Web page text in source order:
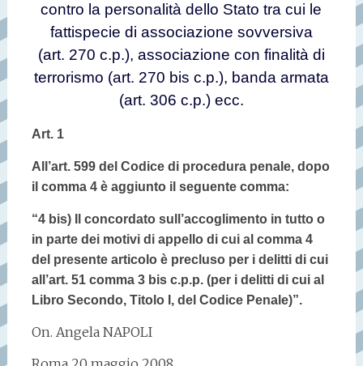
contro la personalità dello Stato tra cui le
fattispecie di associazione sovversiva
(art. 270 c.p.), associazione con finalità di
terrorismo (art. 270 bis c.p.), banda armata
(art. 306 c.p.) ecc.
Art. 1
All’art. 599 del Codice di procedura penale, dopo
il comma 4 è aggiunto il seguente comma:
“4 bis) Il concordato sull’accoglimento in tutto o
in parte dei motivi di appello di cui al comma 4
del presente articolo è precluso per i delitti di cui
all’art. 51 comma 3 bis c.p.p. (per i delitti di cui al
Libro Secondo, Titolo I, del Codice Penale)”.
On. Angela NAPOLI